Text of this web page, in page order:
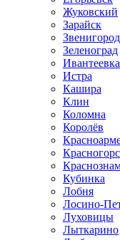
Жуковский
Зарайск
Звенигород
Зеленоград
Ивантеевка
Истра
Кашира
Клин
Коломна
Королёв
Кубинка
Лобня
Лосино-
Луховицы
Лыткарино